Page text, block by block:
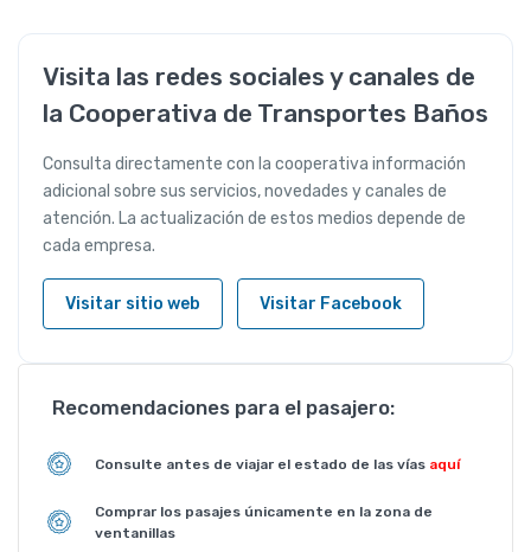
Visita las redes sociales y canales de
la Cooperativa de Transportes Baños
Consulta directamente con la cooperativa información
adicional sobre sus servicios, novedades y canales de
atención. La actualización de estos medios depende de
cada empresa.
Visitar sitio web Visitar Facebook
Recomendaciones para el pasajero:
Consulte antes de viajar el estado de las vías aquí
Comprar los pasajes únicamente en la zona de
ventanillas